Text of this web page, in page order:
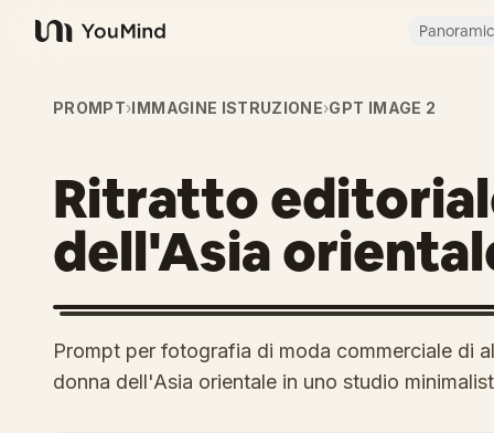
YouMind
PROMPT›IMMAGINE ISTRUZIONE›GPT IMAGE 2
Ritratto
dell'Asia
Prompt per fotografia di moda commerciale di
donna dell'Asia orientale in uno studio